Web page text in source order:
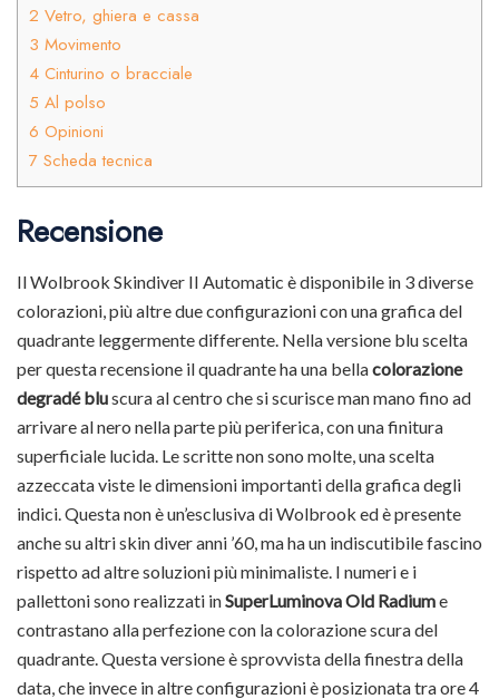
2 Vetro, ghiera e cassa
3 Movimento
4 Cinturino o bracciale
5 Al polso
6 Opinioni
7 Scheda tecnica
Recensione
Il Wolbrook Skindiver II Automatic è disponibile in 3 diverse
colorazioni, più altre due configurazioni con una grafica del
quadrante leggermente differente. Nella versione blu scelta
per questa recensione il quadrante ha una bellacolorazione
degradé bluscura al centro che si scurisce man mano fino ad
arrivare al nero nella parte più periferica, con una finitura
superficiale lucida. Le scritte non sono molte, una scelta
azzeccata viste le dimensioni importanti della grafica degli
indici. Questa non è un’esclusiva di Wolbrook ed è presente
anche su altri skin diver anni ’60, ma ha un indiscutibile fascino
rispetto ad altre soluzioni più minimaliste. I numeri e i
pallettoni sono realizzati inSuperLuminova Old Radiume
contrastano alla perfezione con la colorazione scura del
quadrante. Questa versione è sprovvista della finestra della
data, che invece in altre configurazioni è posizionata tra ore 4